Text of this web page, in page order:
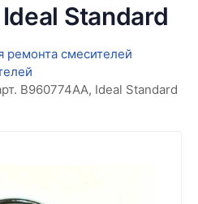
Standard
ремонта смесителей
B960774AA, Ideal Standard